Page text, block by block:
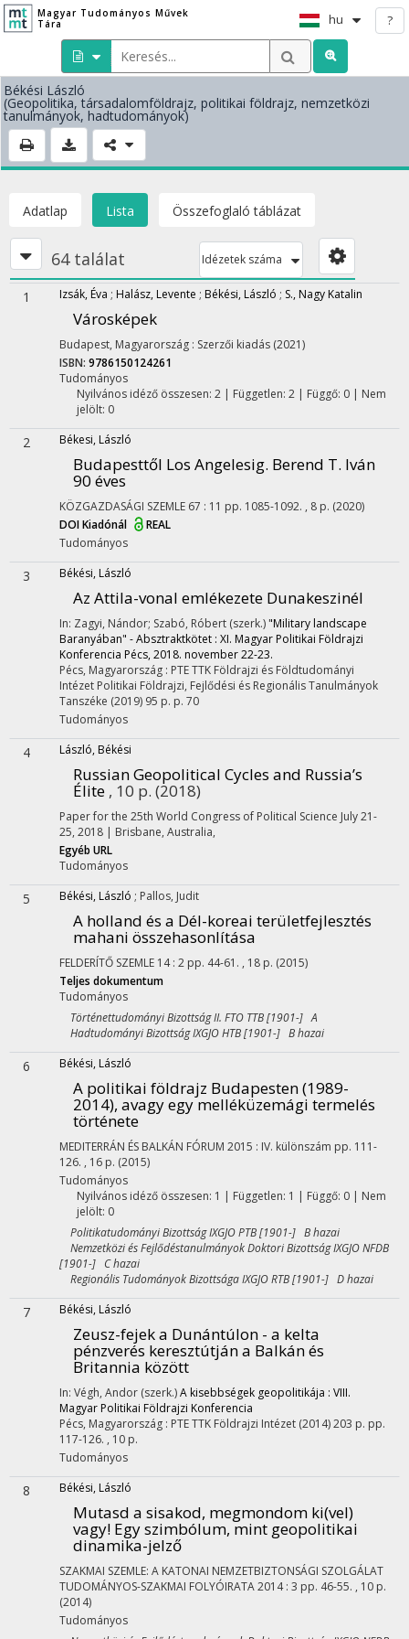
Magyar Tudományos Művek
Tára
hu ?
Békési László
(Geopolitika, társadalomföldrajz, politikai földrajz, nemzetközi
tanulmányok, hadtudományok)
Adatlap Lista Összefoglaló táblázat
64 találat Idézetek száma
1 Izsák, Éva ; Halász, Levente ; Békési, László ; S., Nagy Katalin
Városképek
Budapest, Magyarország : Szerzői kiadás (2021)
ISBN: 9786150124261
Tudományos
Nyilvános idéző összesen: 2| Független: 2 | Függő: 0 | Nem
jelölt: 0
2 Békesi, László
Budapesttől Los Angelesig. Berend T. Iván
90 éves
KÖZGAZDASÁGI SZEMLE 67 : 11 pp. 1085-1092. , 8 p. (2020)
DOIKiadónál
REAL
Tudományos
3 Békési, László
Az Attila-vonal emlékezete Dunakeszinél
In: Zagyi, Nándor; Szabó, Róbert (szerk.) "Military landscape
Baranyában" - Absztraktkötet : XI. Magyar Politikai Földrajzi
Konferencia Pécs, 2018. november 22-23.
Pécs, Magyarország : PTE TTK Földrajzi és Földtudományi
Intézet Politikai Földrajzi, Fejlődési és Regionális Tanulmányok
Tanszéke (2019) 95 p. p. 70
Tudományos
4 László, Békési
Russian Geopolitical Cycles and Russia’s
Élite , 10 p. (2018)
Paper for the 25th World Congress of Political Science July 21-
25, 2018 | Brisbane, Australia,
Egyéb URL
Tudományos
5 Békési, László ; Pallos, Judit
A holland és a Dél-koreai területfejlesztés
mahani összehasonlítása
FELDERÍTŐ SZEMLE 14: 2 pp. 44-61. , 18 p. (2015)
Teljes dokumentum
Tudományos
Történettudományi Bizottság II. FTO TTB [1901-] A
Hadtudományi Bizottság IXGJO HTB [1901-] B hazai
6 Békési, László
A politikai földrajz Budapesten (1989-
2014), avagy egy melléküzemági termelés
története
MEDITERRÁN ÉS BALKÁN FÓRUM 2015 : IV. különszám pp. 111-
126. , 16 p. (2015)
Tudományos
Nyilvános idéző összesen: 1 | Független: 1 | Függő: 0 | Nem
jelölt: 0
Politikatudományi Bizottság IXGJO PTB [1901-] B hazai
Nemzetközi és Fejlődéstanulmányok Doktori Bizottság IXGJO NFDB
[1901-] C hazai
Regionális Tudományok Bizottsága IXGJO RTB [1901-] D hazai
7 Békési, László
Zeusz-fejek a Dunántúlon - a kelta
pénzverés keresztútján a Balkán és
Britannia között
In: Végh, Andor (szerk.)A kisebbségek geopolitikája : VIII.
Magyar Politikai Földrajzi Konferencia
Pécs, Magyarország : PTE TTK Földrajzi Intézet (2014)203 p. pp.
117-126. , 10 p.
Tudományos
8 Békési, László
Mutasd a sisakod, megmondom ki(vel)
vagy! Egy szimbólum, mint geopolitikai
dinamika-jelző
SZAKMAI SZEMLE: A KATONAI NEMZETBIZTONSÁGI SZOLGÁLAT
TUDOMÁNYOS-SZAKMAI FOLYÓIRATA2014: 3 pp. 46-55. , 10 p.
(2014)
Tudományos